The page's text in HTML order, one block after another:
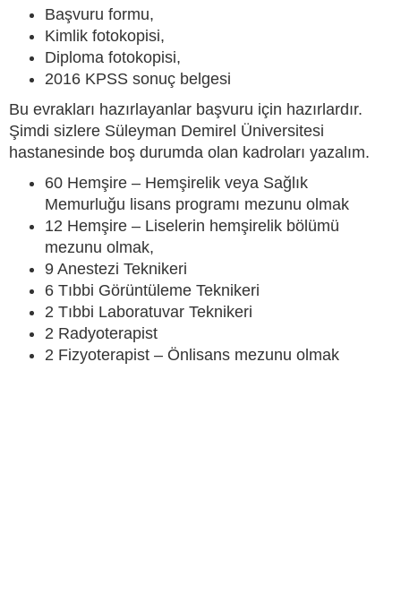
Başvuru formu,
Kimlik fotokopisi,
Diploma fotokopisi,
2016 KPSS sonuç belgesi
Bu evrakları hazırlayanlar başvuru için hazırlardır.
Şimdi sizlere Süleyman Demirel Üniversitesi
hastanesinde boş durumda olan kadroları yazalım.
60 Hemşire – Hemşirelik veya Sağlık
Memurluğu lisans programı mezunu olmak
12 Hemşire – Liselerin hemşirelik bölümü
mezunu olmak,
9 Anestezi Teknikeri
6 Tıbbi Görüntüleme Teknikeri
2 Tıbbi Laboratuvar Teknikeri
2 Radyoterapist
2 Fizyoterapist – Önlisans mezunu olmak